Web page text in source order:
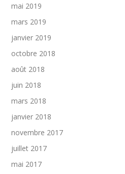
mai 2019
mars 2019
janvier 2019
octobre 2018
août 2018
juin 2018
mars 2018
janvier 2018
novembre 2017
juillet 2017
mai 2017